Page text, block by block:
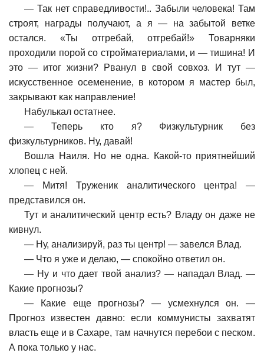
—Так нет справедливости!.. Забыли человека! Там
строят, награды получают, а я — на забытой ветке
остался. «Ты отгребай, отгребай!» Товарняки
проходили порой со стройматериалами, и — тишина! И
это — итог жизни? Рванул в свой совхоз. И тут —
искусственное осеменение, в котором я мастер был,
закрывают как направление!
Набулькал остатнее.
—Теперь кто я? Физкультурник без
физкультурников. Ну, давай!
Вошла Наиля. Но не одна. Какой-то приятнейший
хлопец с ней.
—
Митя! Труженик аналитического центра! —
представился он.
Тут и аналитический центр есть? Владу он даже не
кивнул.
— Ну, анализируй, раз ты центр! — завелся Влад.
— Что я уже и делаю, — спокойно ответил он.
— Ну и что дает твой анализ? — нападал Влад. —
Какие прогнозы?
—
Какие еще прогнозы? — усмехнулся он. —
Прогноз известен давно: если коммунисты захватят
власть еще и в Сахаре, там начнутся перебои с песком.
А пока только у нас.